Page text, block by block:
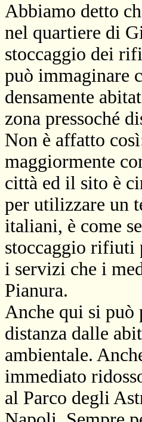
Abbiamo detto
nel quartiere di
stoccaggio dei
può immaginare
densamente
zona pressoché
Non è affatto
maggiormente
città ed il sito è
per utilizzare un
italiani, è come
stoccaggio rifiuti
i servizi che i
Pianura.
Anche qui si può
distanza dalle
ambientale.
immediato
al Parco degli